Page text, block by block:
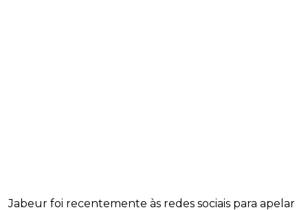
Jabeur foi recentemente às redes sociais para apelar